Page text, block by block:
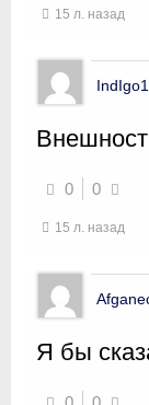
15 л. назад
0 0
15 л. назад
Я бы